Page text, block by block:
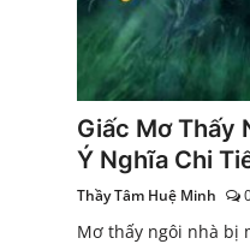
Giấc Mơ Thấy
Ý Nghĩa Chi
Thầy Tâm Huệ Minh
Mơ thấy ngôi nhà bị